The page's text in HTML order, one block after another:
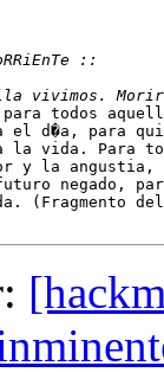
todos
el d�a, para
la vida. Para
y la angustia,
negado,
(Fragmento